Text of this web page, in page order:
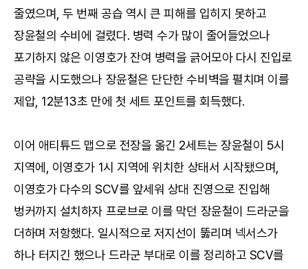
줄였으며, 두 번째 공습 역시 큰 피해를 입히지 못하고
장윤철의 수비에 걸렸다. 병력 수가 많이 줄어들었으나
포기하지 않은 이영호가 잔여 병력을 긁어모아 다시 진입로
공략을 시도했으나 장윤철은 단단한 수비벽을 펼치며 이를
제압, 12분13초 만에 첫 세트 포인트를 회득했다.
이어 애티튜드 맵으로 전장을 옮긴 2세트는 장윤철이 5시
지역에, 이영호가 1시 지역에 위치한 상태서 시작됐으며,
이영호가 다수의 SCV를 앞세워 상대 진영으로 진입해
벙커까지 설치하자 프로브로 이를 막던 장윤철이 드라군을
더하며 저항했다. 일시적으로 저지선이 뚫리며 넥서스가
하나 터지긴 했으나 드라군 부대로 이를 정리하고 SCV를